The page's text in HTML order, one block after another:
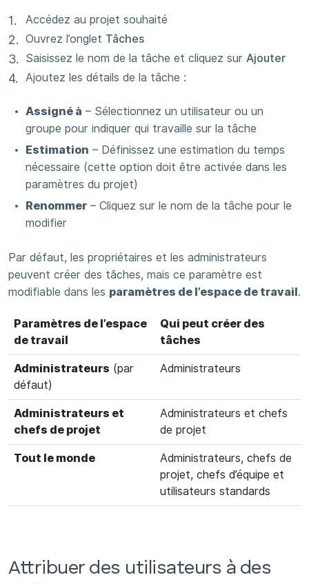
Accédez au projet souhaité
Ouvrez l’onglet Tâches
Saisissez le nom de la tâche et cliquez sur Ajouter
Ajoutez les détails de la tâche :
Assigné à – Sélectionnez un utilisateur ou un
groupe pour indiquer qui travaille sur la tâche
Estimation – Définissez une estimation du temps
nécessaire (cette option doit être activée dans les
paramètres du projet)
Renommer – Cliquez sur le nom de la tâche pour le
modifier
Par défaut, les propriétaires et les administrateurs
peuvent créer des tâches, mais ce paramètre est
modifiable dans les paramètres de l’espace de travail.
Paramètres de l’espace
de travail
Qui peut créer des
tâches
Administrateurs (par
défaut)
Administrateurs
Administrateurs et
chefs de projet
Administrateurs et chefs
de projet
Tout le monde
Administrateurs, chefs de
projet, chefs d’équipe et
utilisateurs standards
Attribuer des utilisateurs à des